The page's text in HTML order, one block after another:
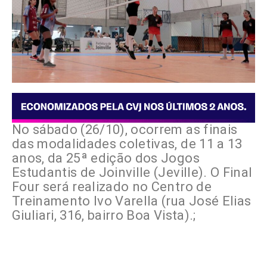
No sábado (26/10), ocorrem as finais
das modalidades coletivas, de 11 a 13
anos, da 25ª edição dos Jogos
Estudantis de Joinville (Jeville). O Final
Four será realizado no Centro de
Treinamento Ivo Varella (rua José Elias
Giuliari, 316, bairro Boa Vista).;